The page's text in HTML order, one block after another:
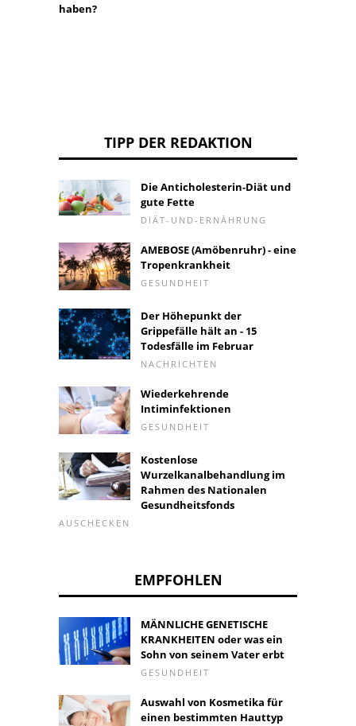
haben?
TIPP DER REDAKTION
Die Anticholesterin-Diät und
gute Fette
DIÄT-UND-ERNÄHRUNG
AMEBOSE (Amöbenruhr) - eine
Tropenkrankheit
GESUNDHEIT
Der Höhepunkt der
Grippefälle hält an - 15
Todesfälle im Februar
NACHRICHTEN
Wiederkehrende
Intiminfektionen
GESUNDHEIT
Kostenlose
Wurzelkanalbehandlung im
Rahmen des Nationalen
Gesundheitsfonds
AUSCHECKEN
EMPFOHLEN
MÄNNLICHE GENETISCHE
KRANKHEITEN oder was ein
Sohn von seinem Vater erbt
GESUNDHEIT
Auswahl von Kosmetika für
einen bestimmten Hauttyp